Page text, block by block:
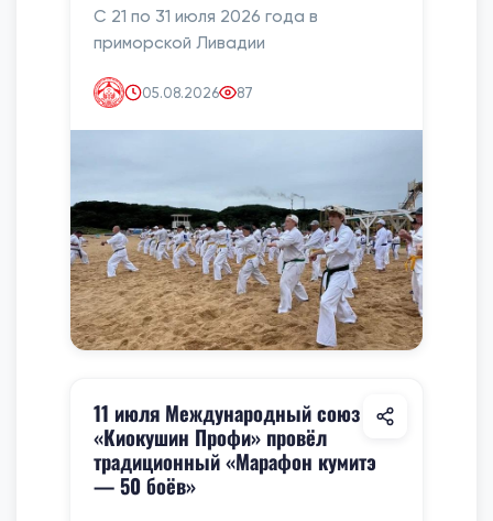
С 21 по 31 июля 2026 года в
приморской Ливадии
05.08.2026 87
11 июля Международный союз
«Киокушин Профи» провёл
традиционный «Марафон кумитэ
— 50 боёв»